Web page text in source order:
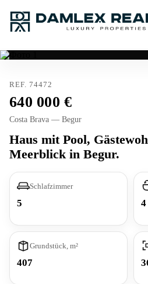
REF. 74472
640 000
Costa Brava — Begur
Haus mit Pool,
Meerblick in Begur.
Schlafzimmer
5 4
Grundstück, m²
407